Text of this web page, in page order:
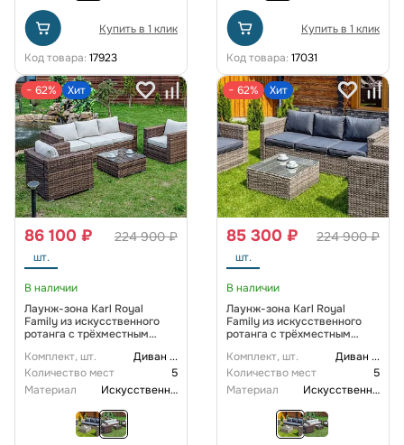
Купить в 1 клик
Код товара: 17923
Купить в 1 клик
Код товара: 17031
− 62% Хит
224 900 ₽
86 100 ₽
шт.
В наличии
Лаунж-зона Karl Royal
Family из искусственного
ротанга с трёхместным
Комплект, шт. Диван ...
Количество мест
5
Материал
Искусственный ротанг
− 62% Хит
224 900 ₽
85 300 ₽
шт.
В наличии
Лаунж-зона Karl Royal
Family из искусственного
ротанга с трёхместным
Комплект, шт. Диван ...
Количество мест
5
Материал
Искусственный ротанг